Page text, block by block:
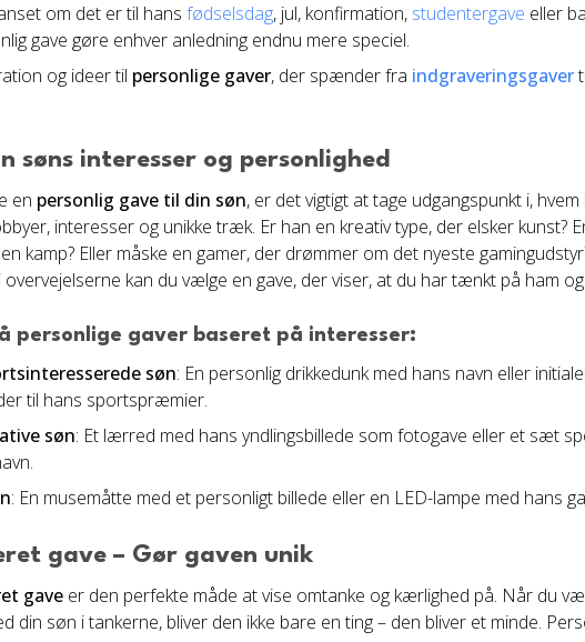
om det er til hans fødselsdag, jul, konfirmation, studentergave eller
gave gøre enhver anledning endnu mere speciel.
og ideer til personlige gaver, der spænder fra indgraveringsgaver
søns interesser og personlighed
en personlig gave til din søn, er det vigtigt at tage udgangspunkt i,
interesser og unikke træk. Er han en kreativ type, der elsker kunst?
kamp? Eller måske en gamer, der drømmer om det nyeste
kan du vælge en gave, der viser, at du har tænkt på ham
personlige gaver baseret på interesser:
søn: En personlig drikkedunk med hans navn eller
til hans sportspræmier.
søn: Et lærred med hans yndlingsbillede som fotogave eller et sæt
: En musemåtte med et personligt billede eller en LED-lampe med hans
gave – Gør gaven unik
gave er den perfekte måde at vise omtanke og kærlighed på. Når du
din søn i tankerne, bliver den ikke bare en ting – den bliver et minde.